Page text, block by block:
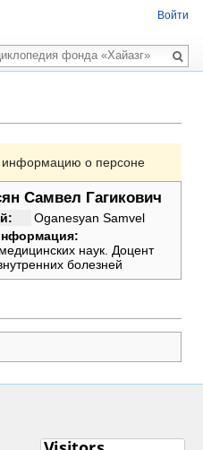
информацию о персоне
Самвел Гагикович
Oganesyan Samvel
наук. Доцент
болезней
Войти